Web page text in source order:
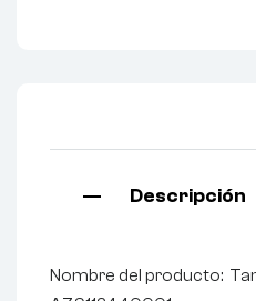
Descripción
Nombre del producto: